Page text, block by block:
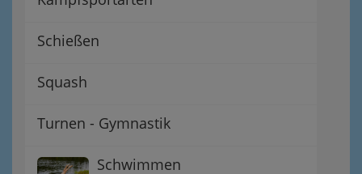
Schießen
Squash
Turnen - Gymnastik
Schwimmen